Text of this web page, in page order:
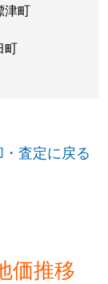
津町
町
査定に戻る
価推移